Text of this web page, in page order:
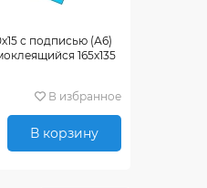
с подписью (А6)
165х135
В избранное
В корзину